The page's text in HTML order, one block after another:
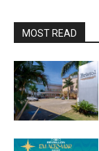
MOST READ